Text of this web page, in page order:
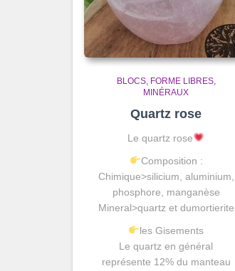
BLOCS, FORME LIBRES
MINÉRAUX
Quartz rose
Le quartz rose
Composition :
Chimique>silicium, aluminium,
phosphore, manganèse
Mineral>quartz et dumortierite
les Gisements
Le quartz en général
représente 12% du manteau